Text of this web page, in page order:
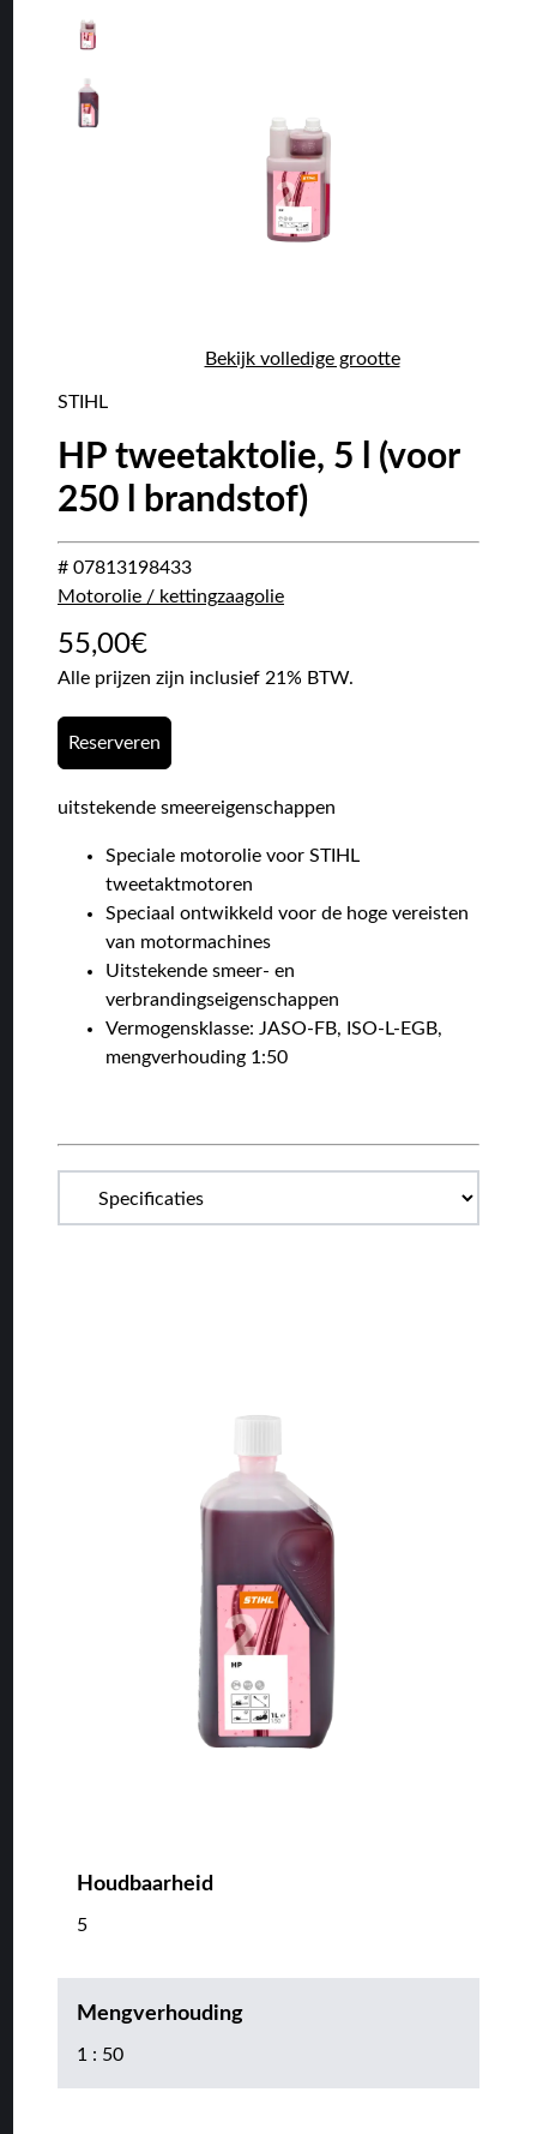
Bekijk volledige grootte
STIHL
HP tweetaktolie, 5 l (voor
250 l brandstof)
# 07813198433
Motorolie / kettingzaagolie
55,00€
Alle prijzen zijn inclusief 21% BTW.
Reserveren
uitstekende smeereigenschappen
Speciale motorolie voor STIHL
tweetaktmotoren
Speciaal ontwikkeld voor de hoge vereisten
van motormachines
Uitstekende smeer- en
verbrandingseigenschappen
Vermogensklasse: JASO-FB, ISO-L-EGB,
mengverhouding 1:50
Houdbaarheid
5
Mengverhouding
1 : 50